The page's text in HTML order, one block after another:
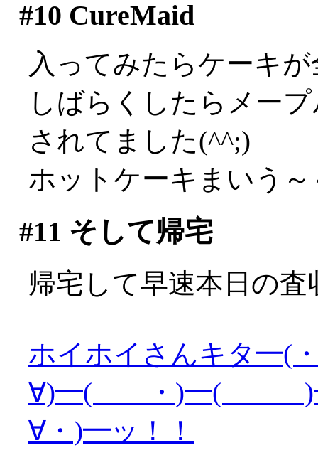
#10 CureMaid
入ってみたらケーキ
しばらくしたらメー
されてました(^^;)
ホットケーキまいう
#11 そして帰宅
帰宅して早速本日の査
ホイホイさんキタ━(
∀)━( ・)━(
∀・)━ッ！！